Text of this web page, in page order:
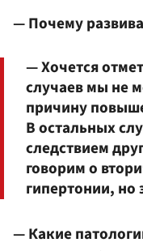
— Почему
— Хочется
случаев мы не
причину
В остальных
следствием
говорим о
гипертонии, но
— Какие